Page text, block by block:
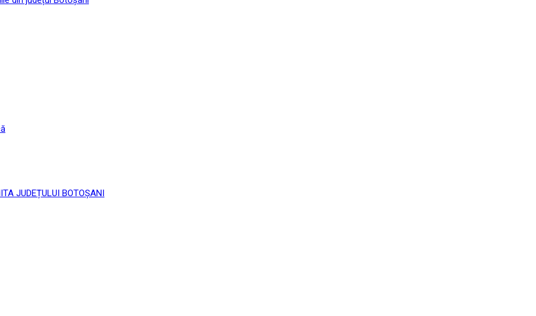
JUDEȚULUI BOTOȘANI